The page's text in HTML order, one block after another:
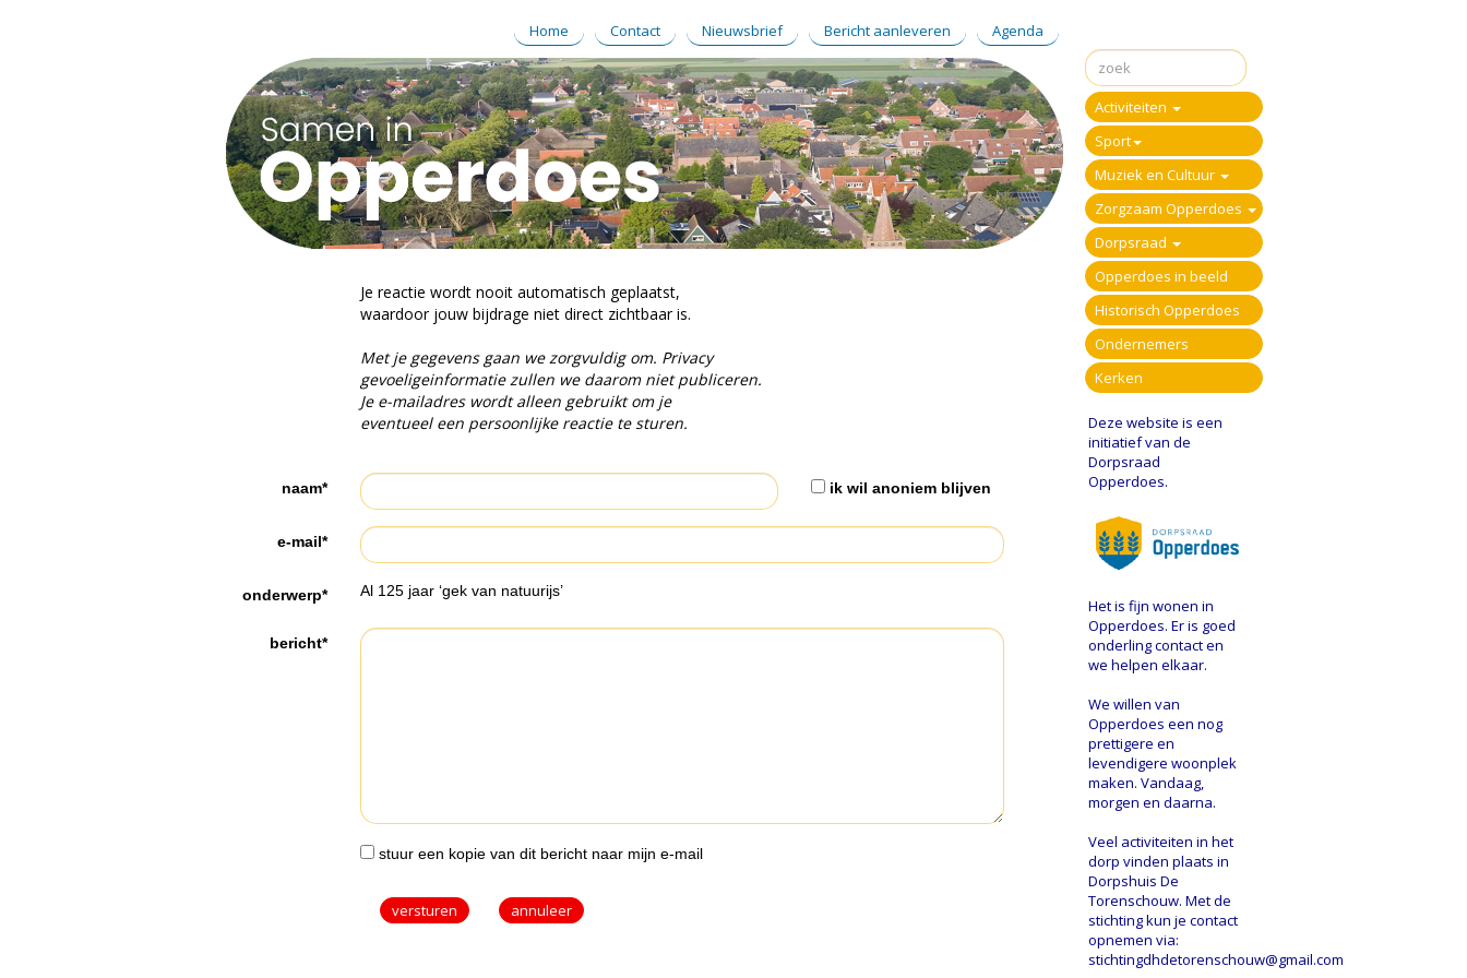
Home Contact Nieuwsbrief Bericht aanleveren Agenda
Je reactie wordt nooit automatisch geplaatst,
waardoor jouw bijdrage niet direct zichtbaar is.
Met je gegevens gaan we zorgvuldig om. Privacy
gevoeligeinformatie zullen we daarom niet publiceren.
Je e-mailadres wordt alleen gebruikt om je
eventueel een persoonlijke reactie te sturen.
naam* ik wil anoniem blijven
e-mail*
onderwerp* Al 125 jaar ‘gek van natuurijs’
bericht*
stuur een kopie van dit bericht naar mijn e-mail
versturen
Activiteiten
Sport
Muziek en Cultuur
Zorgzaam Opperdoes
Dorpsraad
Opperdoes in beeld
Historisch Opperdoes
Ondernemers
Kerken
Deze website is een
initiatief van de
Dorpsraad
Opperdoes.
Het is fijn wonen in
Opperdoes. Er is goed
onderling contact en
we helpen elkaar.
We willen van
Opperdoes een nog
prettigere en
levendigere woonplek
maken. Vandaag,
morgen en daarna.
Veel activiteiten in het
dorp vinden plaats in
Dorpshuis De
Torenschouw. Met de
stichting kun je contact
opnemen via:
stichtingdhdetorenschouw@gmail.com